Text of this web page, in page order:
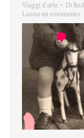
Viaggi d'arte Di
Lascia un commento